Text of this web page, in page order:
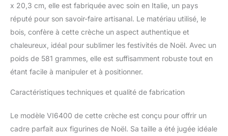
x 20,3 cm, elle est fabriquée avec soin en Italie, un pays
réputé pour son savoir-faire artisanal. Le matériau utilisé, le
bois, confère à cette crèche un aspect authentique et
chaleureux, idéal pour sublimer les festivités de Noël. Avec un
poids de 581 grammes, elle est suffisamment robuste tout en
étant facile à manipuler et à positionner.
Caractéristiques techniques et qualité de fabrication
Le modèle VI6400 de cette crèche est conçu pour offrir un
cadre parfait aux figurines de Noël. Sa taille a été jugée idéale